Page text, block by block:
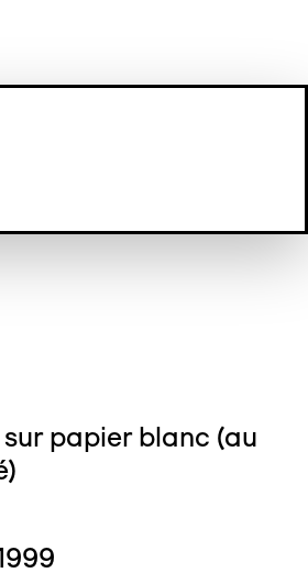
papier blanc (au